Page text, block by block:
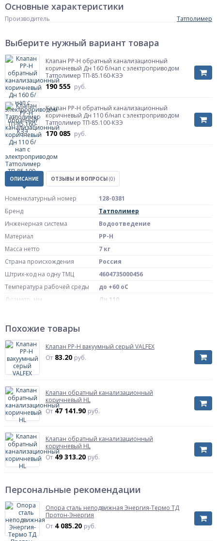
Основные характеристики
Производитель Татполимер
Выберите нужный вариант товара
Клапан PP-H обратный канализационный
коричневый Дн 160 б/нап с электроприводом
Татполимер ТП-85.160-КЗЭ
190 555 руб.
Клапан PP-H обратный канализационный
коричневый Дн 110 б/нап с электроприводом
Татполимер ТП-85.100-КЗЭ
170 085 руб.
ОПИСАНИЕ ОТЗЫВЫ И ВОПРОСЫ (0)
Номенклатурный номер
128-0381
Бренд
Татполимер
Инженерная система
Водоотведение
Материал
PP-H
Масса нетто
7 кг
Страна происхождения
Россия
Штрих-код на одну ТМЦ
4604735000456
Температура рабочей среды
до +60 oC
Диаметр, мм
Дн 110
Артикул
Похожие товары
Клапан PP-H вакуумный серый VALFEX
От 83.20 руб.
Клапан обратный канализационный
коричневый HL
От47 141.90 руб.
Клапан обратный канализационный
коричневый HL
От49 313.20 руб.
Персональные рекомендации
Опора сталь неподвижная Энергия-Термо ТД
Протон-Энергия
От 4 085.20 руб.